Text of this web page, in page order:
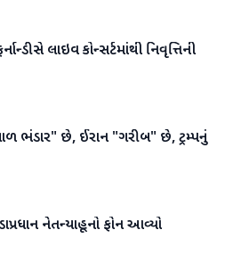
લાઇવ કોન્સર્ટમાંથી નિવૃત્તિની
ભંડાર" છે, ઈરાન "ગરીબ" છે, ટ્રમ્પનું
નેતન્યાહૂનો ફોન આવ્યો